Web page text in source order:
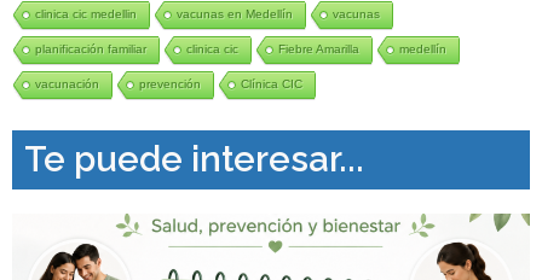
clinica cic medellin vacunas en Medellín vacunas
planificación familiar clinica cic Fiebre Amarilla medellín
vacunación prevención Clínica CIC
Te puede interesar...